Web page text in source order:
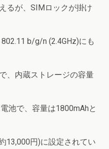
るが、SIMロックが掛け
b/g/n (2.4GHz)にも
、内蔵ストレージの容量
池で、容量は1800mAhと
13,000円)に設定されてい